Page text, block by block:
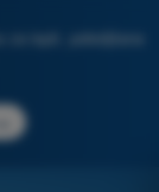
ispit, poboljšana